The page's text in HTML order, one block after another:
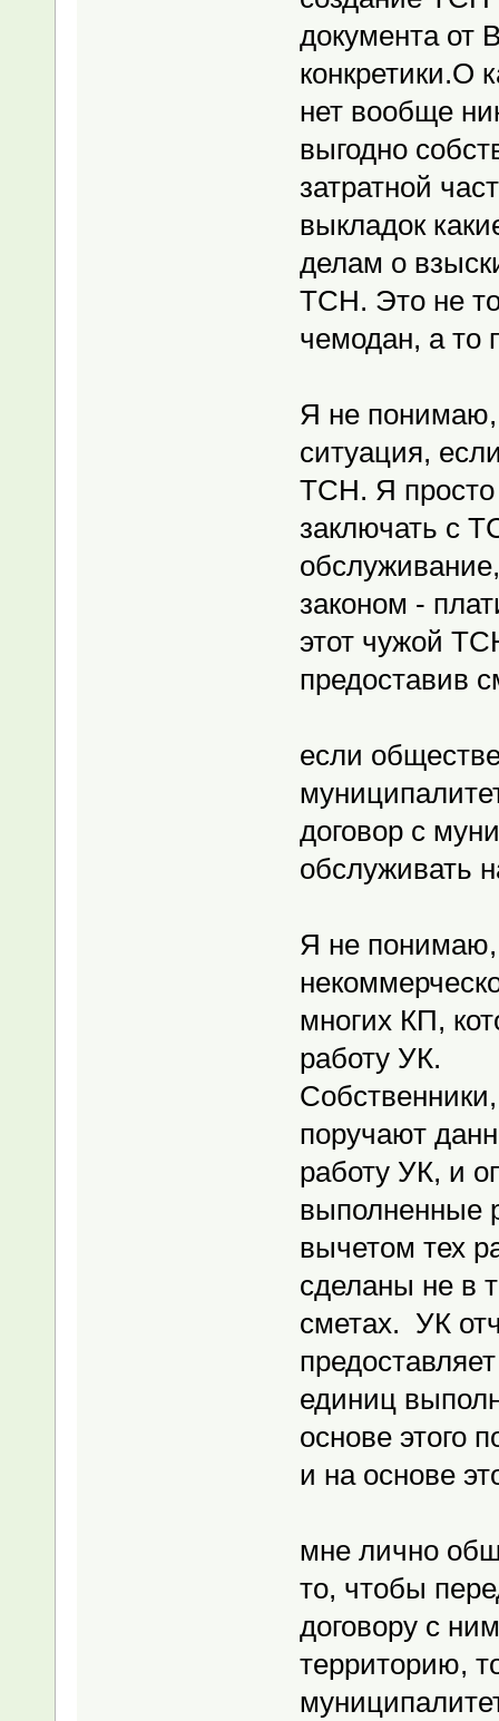
документа от
конкретики.О
нет вообще
выгодно
затратной
выкладок
делам о
ТСН. Это не
чемодан, а то
Я не понимаю,
ситуация,
ТСН. Я просто
заключать с
законом -
этот чужой
предоставив
если
договор с
обслуживать
Я не понимаю,
многих КП,
работу УК.
поручают
работу УК, и
выполненные
вычетом тех
сделаны не в
сметах. УК
единиц
основе этого
и на основе
мне лично
то, чтобы
договору с
территорию,